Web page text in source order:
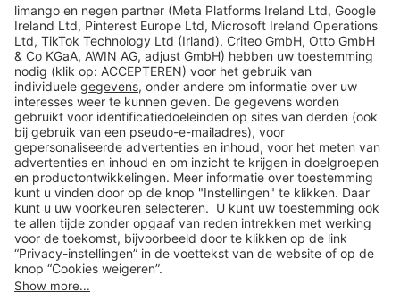
limango
Veilig winkelen
Klantenservice
Shop
Acties